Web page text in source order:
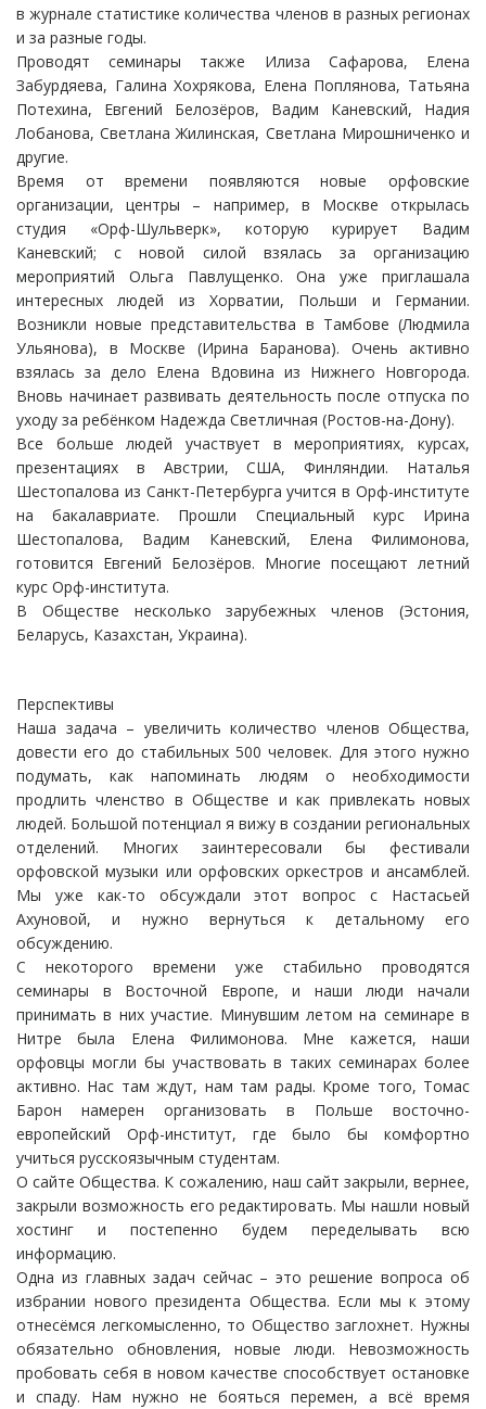
в журнале статистике количества членов в разных регионах
и за разные годы.
Проводят семинары также Илиза Сафарова, Елена
Забурдяева, Галина Хохрякова, Елена Поплянова, Татьяна
Потехина, Евгений Белозёров, Вадим Каневский, Надия
Лобанова, Светлана Жилинская, Светлана Мирошниченко и
другие.
Время от времени появляются новые орфовские
организации, центры – например, в Москве открылась
студия «Орф-Шульверк», которую курирует Вадим
Каневский; с новой силой взялась за организацию
мероприятий Ольга Павлущенко. Она уже приглашала
интересных людей из Хорватии, Польши и Германии.
Возникли новые представительства в Тамбове (Людмила
Ульянова), в Москве (Ирина Баранова). Очень активно
взялась за дело Елена Вдовина из Нижнего Новгорода.
Вновь начинает развивать деятельность после отпуска по
уходу за ребёнком Надежда Светличная (Ростов-на-Дону).
Все больше людей участвует в мероприятиях, курсах,
презентациях в Австрии, США, Финляндии. Наталья
Шестопалова из Санкт-Петербурга учится в Орф-институте
на бакалавриате. Прошли Специальный курс Ирина
Шестопалова, Вадим Каневский, Елена Филимонова,
готовится Евгений Белозёров. Многие посещают летний
курс Орф-института.
В Обществе несколько зарубежных членов (Эстония,
Беларусь, Казахстан, Украина).
Перспективы
Наша задача – увеличить количество членов Общества,
довести его до стабильных 500 человек. Для этого нужно
подумать, как напоминать людям о необходимости
продлить членство в Обществе и как привлекать новых
людей. Большой потенциал я вижу в создании региональных
отделений. Многих заинтересовали бы фестивали
орфовской музыки или орфовских оркестров и ансамблей.
Мы уже как-то обсуждали этот вопрос с Настасьей
Ахуновой, и нужно вернуться к детальному его
обсуждению.
С некоторого времени уже стабильно проводятся
семинары в Восточной Европе, и наши люди начали
принимать в них участие. Минувшим летом на семинаре в
Нитре была Елена Филимонова. Мне кажется, наши
орфовцы могли бы участвовать в таких семинарах более
активно. Нас там ждут, нам там рады. Кроме того, Томас
Барон намерен организовать в Польше восточно-
европейский Орф-институт, где было бы комфортно
учиться русскоязычным студентам.
О сайте Общества. К сожалению, наш сайт закрыли, вернее,
закрыли возможность его редактировать. Мы нашли новый
хостинг и постепенно будем переделывать всю
информацию.
Одна из главных задач сейчас – это решение вопроса об
избрании нового президента Общества. Если мы к этому
отнесёмся легкомысленно, то Общество заглохнет. Нужны
обязательно обновления, новые люди. Невозможность
пробовать себя в новом качестве способствует остановке
и спаду. Нам нужно не бояться перемен, а всё время